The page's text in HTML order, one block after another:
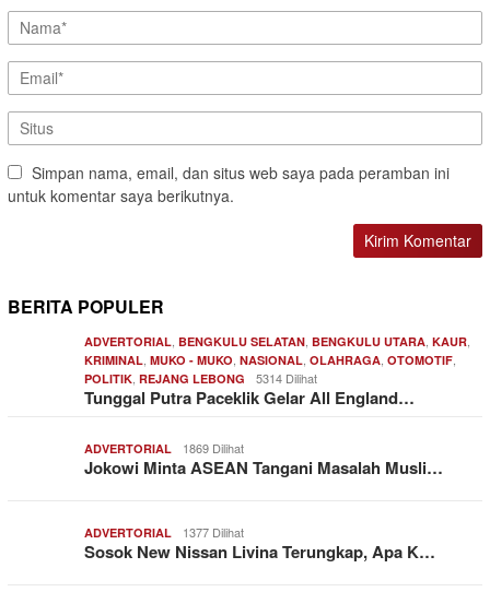
Simpan nama, email, dan situs web saya pada peramban ini
untuk komentar saya berikutnya.
BERITA POPULER
ADVERTORIAL, BENGKULU SELATAN, BENGKULU UTARA, KAUR,
KRIMINAL, MUKO - MUKO, NASIONAL, OLAHRAGA, OTOMOTIF,
POLITIK, REJANG LEBONG 5314 Dilihat
Tunggal Putra Paceklik Gelar All England…
ADVERTORIAL 1869 Dilihat
Jokowi Minta ASEAN Tangani Masalah Musli…
ADVERTORIAL 1377 Dilihat
Sosok New Nissan Livina Terungkap, Apa K…